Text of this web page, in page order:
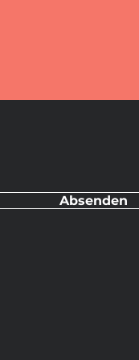
Absenden